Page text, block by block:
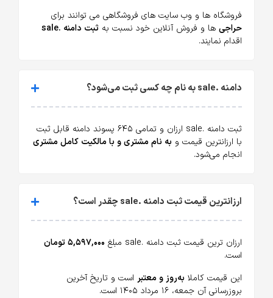
فروشگاه ها و وب سایت های فروشگاهی می توانند برای
حراجی ها و فروش آنلاین خود نسبت به ثبت دامنه .sale
اقدام نمایند.
دامنه .sale به نام چه کسی ثبت می‌شود؟
ثبت دامنه .sale ارزان و تمامی ۶۴۵ پسوند دامنه قابل ثبت
با ارزانترین قیمت و به نام مشتری و با مالکیت کامل مشتری
انجام می‌شود.
ارزانترین قیمت ثبت دامنه .sale چقدر است؟
ارزان ترین قیمت ثبت دامنه .sale مبلغ
۵,۵۹۷,۰۰۰ تومان
است.
این قیمت کاملا به‌روز و معتبر است و تاریخ آخرین
بروزرسانی آن جمعه، ۱۶ مرداد ۱۴۰۵ است.